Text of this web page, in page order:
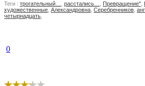
Теги : трогательный… расстались… Превращение"
художественные Александровна Серебренников
четырнадцать
0